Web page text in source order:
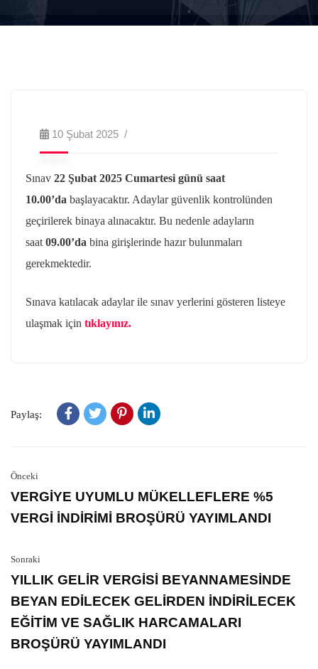
10 Şubat 2025
Sınav 22 Şubat 2025 Cumartesi günü saat
10.00’da başlayacaktır. Adaylar güvenlik kontrolünden
geçirilerek binaya alınacaktır. Bu nedenle adayların
saat 09.00’da bina girişlerinde hazır bulunmaları
gerekmektedir.
Sınava katılacak adaylar ile sınav yerlerini gösteren listeye
ulaşmak için tıklayınız.
Paylaş:
Önceki
VERGİYE UYUMLU MÜKELLEFLERE %5
VERGİ İNDİRİMİ BROŞÜRÜ YAYIMLANDI
Sonraki
YILLIK GELİR VERGİSİ BEYANNAMESİNDE
BEYAN EDİLECEK GELİRDEN İNDİRİLECEK
EĞİTİM VE SAĞLIK HARCAMALARI
BROŞÜRÜ YAYIMLANDI